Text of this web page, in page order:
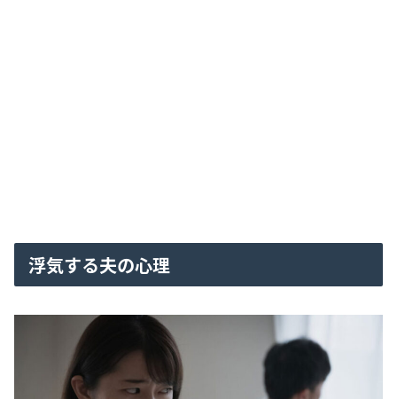
浮気する夫の心理